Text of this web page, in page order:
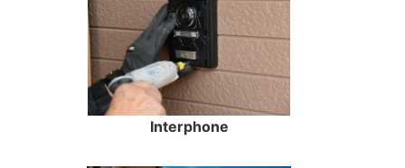
Interphone